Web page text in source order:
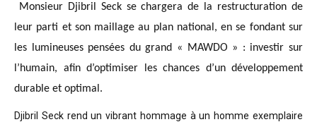
Monsieur Djibril Seck se chargera de la restructuration de
leur parti et son maillage au plan national, en se fondant sur
les lumineuses pensées du grand « MAWDO » : investir sur
l’humain, afin d’optimiser les chances d’un développement
durable et optimal.
Djibril Seck rend un vibrant hommage à un homme exemplaire